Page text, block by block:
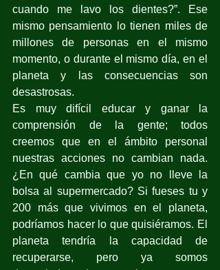
cuando me lavo los dientes?”. Ese
mismo pensamiento lo tienen miles de
millones de personas en el mismo
momento, o durante el mismo día, en el
planeta y las consecuencias son
desastrosas.
Es muy difícil educar y ganar la
comprensión de la gente; todos
creemos que en el ámbito personal
nuestras acciones no cambian nada.
¿En qué cambia que yo no lleve la
bolsa al supermercado? Si fueses tu y
200 más que vivimos en el planeta,
podríamos hacer lo que quisiéramos. El
planeta tendría la capacidad de
recuperarse, pero ya somos